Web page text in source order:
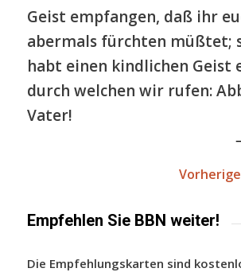
Geist empfangen, daß ihr
abermals fürchten müßtet;
habt einen kindlichen Geist
durch welchen wir rufen:
Vater!
Empfehlen Sie BBN weiter!
Die Empfehlungskarten sind